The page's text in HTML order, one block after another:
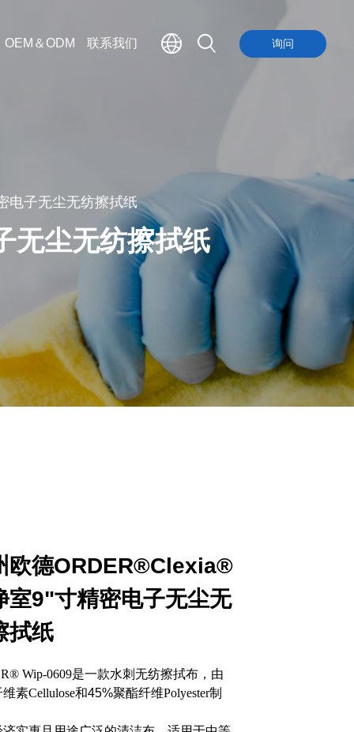
OEM＆ODM 联系我们 询问
电子无尘无纺擦拭纸
无尘无纺擦拭纸
欧德ORDER®Clexia®
室9"寸精密电子无尘无
拭纸
Wip-0609是一款水刺无纺擦拭布，由
维素Cellulose和45%聚酯纤维Polyester制